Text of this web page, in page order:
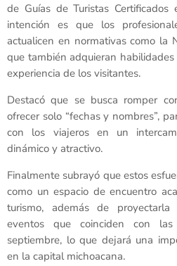
de Guías de Turistas
intención es que los
actualicen en normativas como
que también adquieran
experiencia de los visitantes.
Destacó que se busca romper
ofrecer solo “fechas y nombres”,
con los viajeros en un
dinámico y atractivo.
Finalmente subrayó que estos
como un espacio de encuentro
turismo, además de
eventos que coinciden con las
septiembre, lo que dejará una
en la capital michoacana.